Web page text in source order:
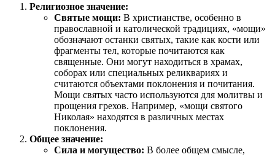
Религиозное значение:
Святые мощи: В христианстве, особенно в
православной и католической традициях, «мощи»
обозначают останки святых, такие как кости или
фрагменты тел, которые почитаются как
священные. Они могут находиться в храмах,
соборах или специальных реликвариях и
считаются объектами поклонения и почитания.
Мощи святых часто используются для молитвы и
прощения грехов. Например, «мощи святого
Николая» находятся в различных местах
поклонения.
Общее значение:
Сила и могущество: В более общем смысле,